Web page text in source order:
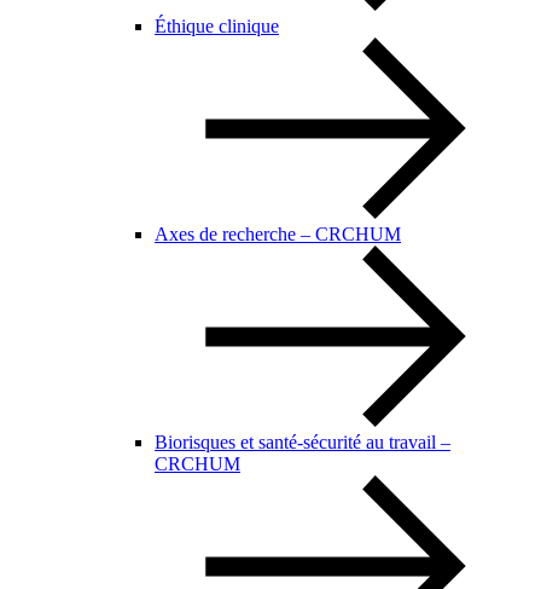
Éthique clinique
Axes de recherche – CRCHUM
Biorisques et santé-sécurité au travail –
CRCHUM